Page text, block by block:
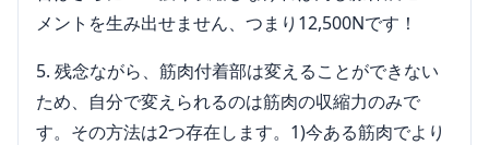
メントを生み出せません、つまり12,500Nです！
残念ながら、筋肉付着部は変えることができない
ため、自分で変えられるのは筋肉の収縮力のみで
す。その方法は2つ存在します。1)今ある筋肉でより